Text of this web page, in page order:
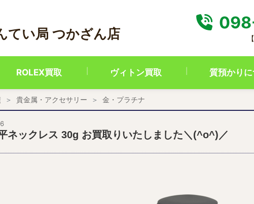
てい局 つかざん店
ROLEX買取 ヴィトン買取 質預かり
貴金属・アクセサリー 金・プラチナ
ネックレス 30g お買取りいたしました＼(^o^)／